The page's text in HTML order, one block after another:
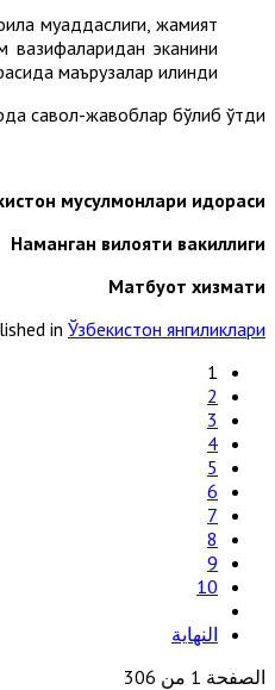
муқаддаслиги, жамият
вазифаларидан эканини
маърузалар қилинди.
савол-жавоблар бўлиб ўтди.
мусулмонлари идораси
Наманган вилояти вакиллиги
Матбуот хизмати
in Ўзбекистон янгиликлари
1
2
3
4
5
6
7
8
9
10
النهاية
الصفحة 1 من 306